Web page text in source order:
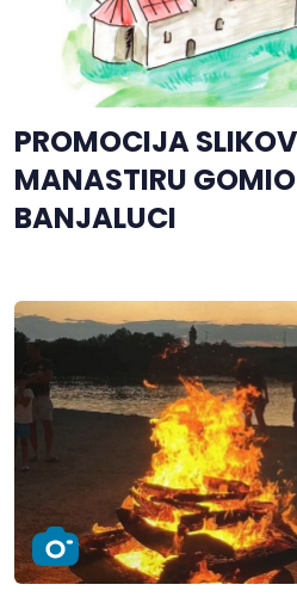
PROMOCIJA
MANASTIRU
BANJALUCI